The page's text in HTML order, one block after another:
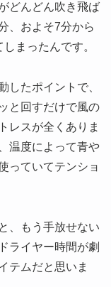
どんどん吹き飛ば
、およそ7分から
まったんです。
したポイントで、
と回すだけで風の
レスが全くありま
温度によって青や
っていてテンショ
、もう手放せない
ライヤー時間が劇
テムだと思いま